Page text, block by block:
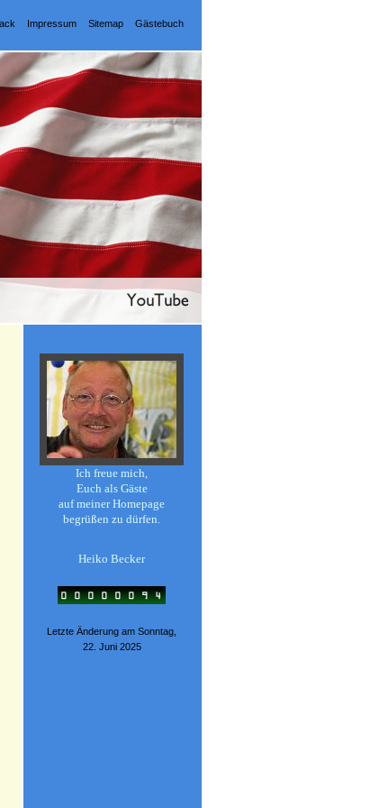
Impressum Sitemap Gästebuch
Ich freue mich,
Euch als Gäste
auf meiner Homepage
begrüßen zu dürfen.
Heiko Becker
Letzte Änderung am Sonntag,
22. Juni 2025